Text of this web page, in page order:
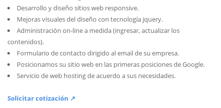
Desarrollo y diseño sitios web responsive.
Mejoras visuales del diseño con tecnología jquery.
Administración on-line a medida (ingresar, actualizar los
contenidos).
Formulario de contacto dirigido al email de su empresa.
Posicionamos su sitio web en las primeras posiciones de Google.
Servicio de web hosting de acuerdo a sus necesidades.
Solicitar cotización ↗